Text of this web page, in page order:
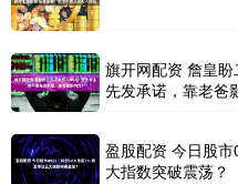
旗开网配资 詹皇
先发承诺，靠老爸
盈股配资 今日股
大指数突破震荡？